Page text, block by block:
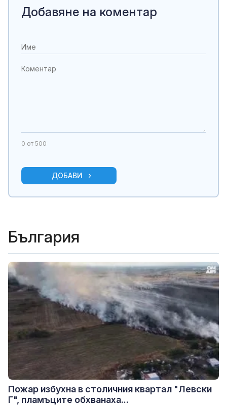
Добавяне на коментар
0 от 500
ДОБАВИ
България
Пожар избухна в столичния квартал "Левски
Г", пламъците обхванаха...